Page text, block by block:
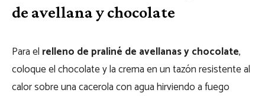
de avellana y chocolate
Para el relleno de praliné de avellanas y chocolate,
coloque el chocolate y la crema en un tazón resistente al
calor sobre una cacerola con agua hirviendo a fuego